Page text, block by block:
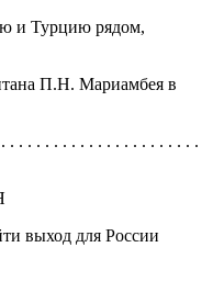
и Турцию рядом,
П.Н. Мариамбея в
. . . . . . . . . . . . . . . . . . . . .
выход для России